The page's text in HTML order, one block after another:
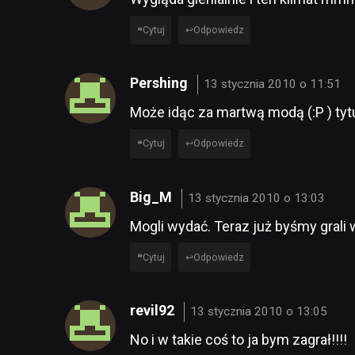
Cytuj Odpowiedz
Pershing 13 stycznia 2010 o 11:51
Może idąc za martwą modą (:P )
Cytuj Odpowiedz
Big_M 13 stycznia 2010 o 13:03
Mogli wydać. Teraz już byśmy
Cytuj Odpowiedz
revil92 13 stycznia 2010 o 13:05
No i w takie coś to ja bym zagrał!!!!